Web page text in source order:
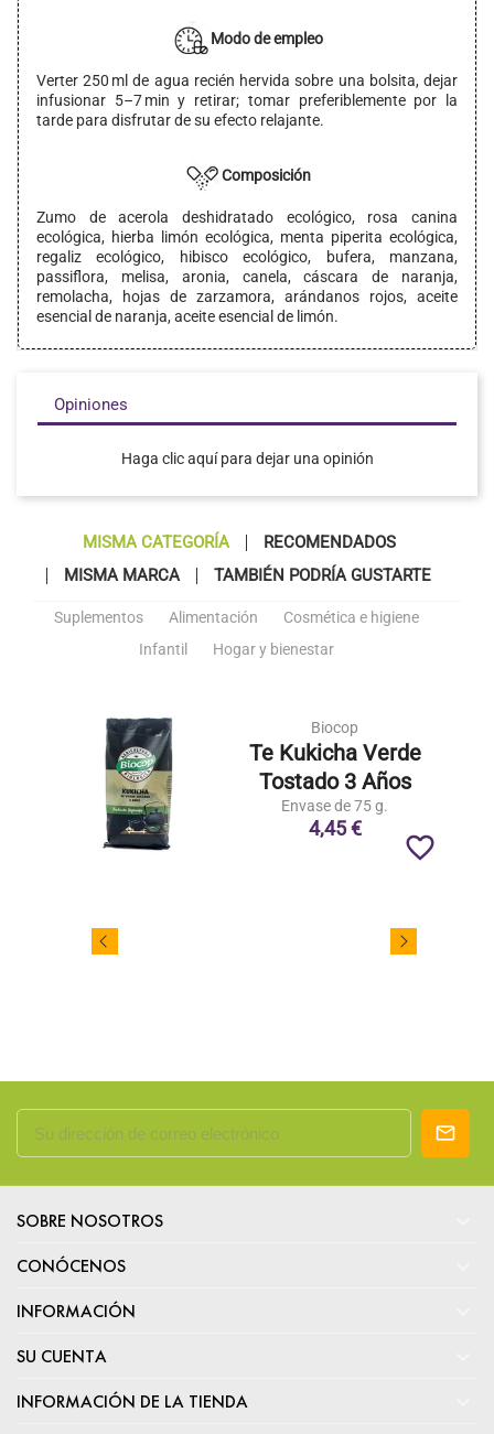
Modo de empleo
Verter 250 ml de agua recién hervida sobre una bolsita, dejar
infusionar 5–7 min y retirar; tomar preferiblemente por la
tarde para disfrutar de su efecto relajante.
Composición
Zumo de acerola deshidratado ecológico, rosa canina
ecológica, hierba limón ecológica, menta piperita ecológica,
regaliz ecológico, hibisco ecológico, bufera, manzana,
passiflora, melisa, aronia, canela, cáscara de naranja,
remolacha, hojas de zarzamora, arándanos rojos, aceite
esencial de naranja, aceite esencial de limón.
Opiniones
Haga clic aquí para dejar una opinión
MISMA CATEGORÍA
RECOMENDADOS
MISMA MARCA
TAMBIÉN PODRÍA GUSTARTE
Suplementos Alimentación
Cosmética e higiene
Infantil
Hogar y bienestar
Biocop
Te Kukicha Verde
Tostado 3 Años
Envase de 75 g.
4,45 €
favorite_border
SOBRE NOSOTROS
CONÓCENOS
INFORMACIÓN
SU CUENTA
INFORMACIÓN DE LA TIENDA